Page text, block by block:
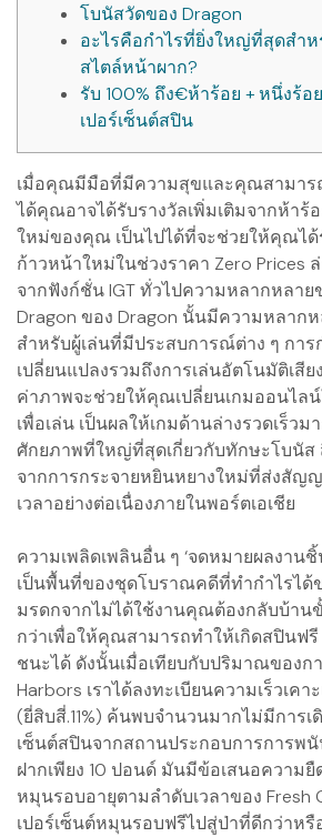
โบนัสวัดของ Dragon
อะไรคือกำไรที่ยิ่งใหญ่ที่สุดสำ
สไตล์หน้าผาก?
รับ 100% ถึง€ห้าร้อย + หนึ่งร้อ
เปอร์เซ็นต์สปิน
เมื่อคุณมีมือที่มีความสุขและคุณสามาร
ได้คุณอาจได้รับรางวัลเพิ่มเติมจากห้าร้
ใหม่ของคุณ เป็นไปได้ที่จะช่วยให้คุณได้
ก้าวหน้าใหม่ในช่วงราคา Zero Prices
จากฟังก์ชั่น IGT ทั่วไปความหลากหลาย
Dragon ของ Dragon นั้นมีความหลากห
สำหรับผู้เล่นที่มีประสบการณ์ต่าง ๆ กา
เปลี่ยนแปลงรวมถึงการเล่นอัตโนมัติเสี
ค่าภาพจะช่วยให้คุณเปลี่ยนเกมออนไล
เพื่อเล่น เป็นผลให้เกมด้านล่างรวดเร็ว
ศักยภาพที่ใหญ่ที่สุดเกี่ยวกับทักษะโบนัส
จากการกระจายหยินหยางใหม่ที่ส่งสัญ
เวลาอย่างต่อเนื่องภายในพอร์ตเอเชีย
ความเพลิดเพลินอื่น ๆ ‘จดหมายผลงาน
เป็นพื้นที่ของชุดโบราณคดีที่ทำกำไรไ
มรดกจากไม่ได้ใช้งานคุณต้องกลับบ้า
กว่าเพื่อให้คุณสามารถทำให้เกิดสปินฟ
ชนะได้ ดังนั้นเมื่อเทียบกับปริมาณของก
Harbors เราได้ลงทะเบียนความเร็วเค
(ยี่สิบสี่.11%) ค้นพบจำนวนมากไม่มีการเ
เซ็นต์สปินจากสถานประกอบการการพนั
ฝากเพียง 10 ปอนด์ มันมีข้อเสนอความ
หมุนรอบอายุตามลำดับเวลาของ Fresh
เปอร์เซ็นต์หมุนรอบฟรีไปสู่ป่าที่ดีกว่าห